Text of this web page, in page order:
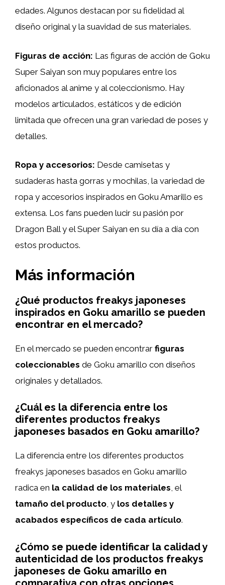
edades. Algunos destacan por su fidelidad al
diseño original y la suavidad de sus materiales.
Figuras de acción: Las figuras de acción de Goku
Super Saiyan son muy populares entre los
aficionados al anime y al coleccionismo. Hay
modelos articulados, estáticos y de edición
limitada que ofrecen una gran variedad de poses y
detalles.
Ropa y accesorios: Desde camisetas y
sudaderas hasta gorras y mochilas, la variedad de
ropa y accesorios inspirados en Goku Amarillo es
extensa. Los fans pueden lucir su pasión por
Dragon Ball y el Super Saiyan en su día a día con
estos productos.
Más información
¿Qué productos freakys japoneses
inspirados en Goku amarillo se pueden
encontrar en el mercado?
En el mercado se pueden encontrar figuras
coleccionables de Goku amarillo con diseños
originales y detallados.
¿Cuál es la diferencia entre los
diferentes productos freakys
japoneses basados en Goku amarillo?
La diferencia entre los diferentes productos
freakys japoneses basados en Goku amarillo
radica en la calidad de los materiales, el
tamaño del producto, y los detalles y
acabados específicos de cada artículo.
¿Cómo se puede identificar la calidad y
autenticidad de los productos freakys
japoneses de Goku amarillo en